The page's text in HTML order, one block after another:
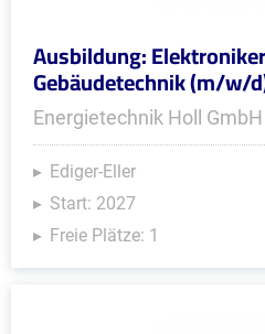
Ausbildung:
Gebäudetechnik (m/w/
Energietechnik Holl GmbH
Ediger-Eller
Start: 2027
Freie Plätze: 1